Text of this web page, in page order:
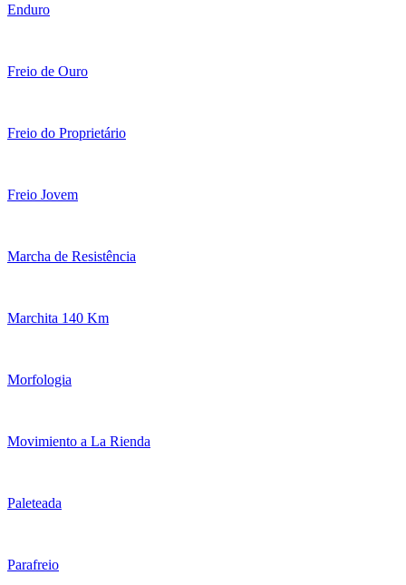
Enduro
Freio de Ouro
Freio do Proprietário
Freio Jovem
Marcha de Resistência
Marchita 140 Km
Morfologia
Movimiento a La Rienda
Paleteada
Parafreio